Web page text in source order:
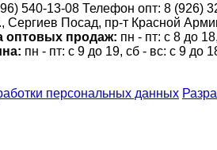
540-13-08 Телефон опт: 8 (926)
Сергиев Посад, пр-т Красной
оптовых продаж: пн - пт: с 8 до
пн - пт: с 9 до 19, сб - вс: с 9 до
персональных данных